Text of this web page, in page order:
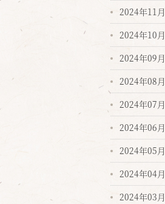
2024年11月
2024年10月
2024年09月
2024年08月
2024年07月
2024年06月
2024年05月
2024年04月
2024年03月